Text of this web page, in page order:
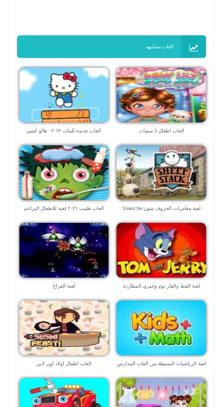
العاب مشابهه
العاب اطفال 3 سنوات العاب جديدة للبنات ٢٠٢٢ . هالو كيتيي
لعبة مغامرات الخروف شون Shaun the
العاب طبيب ٢٠٢١ لعبة للاطفال البراعم
لعبة القط والفار توم وجيري المطاردة
لعبة الفراخ
لعبة الرياضيات البسيطة من العاب المدارس
العاب اطفال اولاد اون لاين